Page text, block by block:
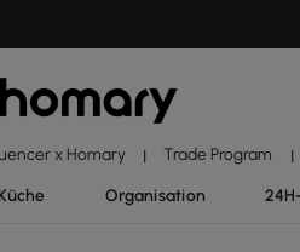
x Homary | Trade Program |
Küche Organisation